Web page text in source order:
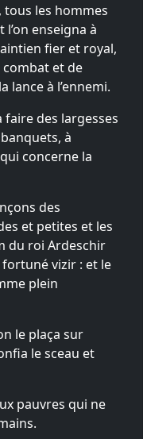
les hommes
enseigna à
fier et royal,
combat et de
lance à l’ennemi.
faire des largesses
à
concerne la
des
et petites et les
du roi Ardeschir
fortuné vizir : et le
plein
le plaça sur
le sceau et
pauvres qui ne